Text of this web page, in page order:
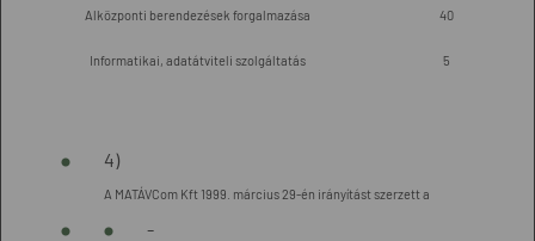
Alközponti berendezések forgalmazása 40
Informatikai, adatátviteli szolgáltatás 5
4)
A MATÁVCom Kft 1999. március 29-én irányítást szerzett a
-